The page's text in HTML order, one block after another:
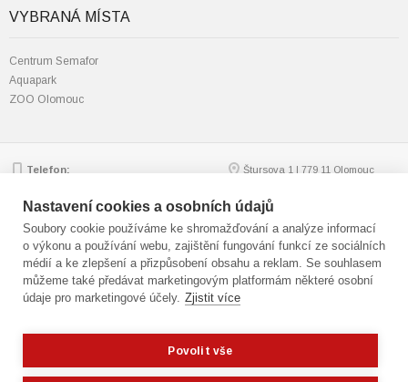
VYBRANÁ MÍSTA
Centrum Semafor
Aquapark
ZOO Olomouc
Telefon:
Email:
mmol.osv@olomouc.eu
Štursova 1 | 779 11 Olomouc
© statutární město Olomouc
Technická podpora:
webmaster
Přístupnost,GDPR
Mapa webu
Nastavení cookies a osobních údajů
Soubory cookie používáme ke shromažďování a analýze informací
o výkonu a používání webu, zajištění fungování funkcí ze sociálních
médií a ke zlepšení a přizpůsobení obsahu a reklam. Se souhlasem
můžeme také předávat marketingovým platformám některé osobní
údaje pro marketingové účely. Zjistit více
Povolit vše
asistenta